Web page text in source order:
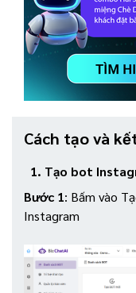
Cách tạo và
1. Tạo bot
Bước 1: Bấm vào
Instagram